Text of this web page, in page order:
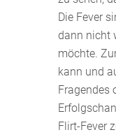
Die Fever
dann nicht
möchte.
kann und
Fragendes
Flirt-Fever